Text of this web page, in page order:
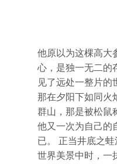
他原以为这棵高大
心，是独一无二的
见了远处一整片的
那在夕阳下如同火
群山，那是被松鼠
他又一次为自己的
已。 正当井底之
世界美景中时，一